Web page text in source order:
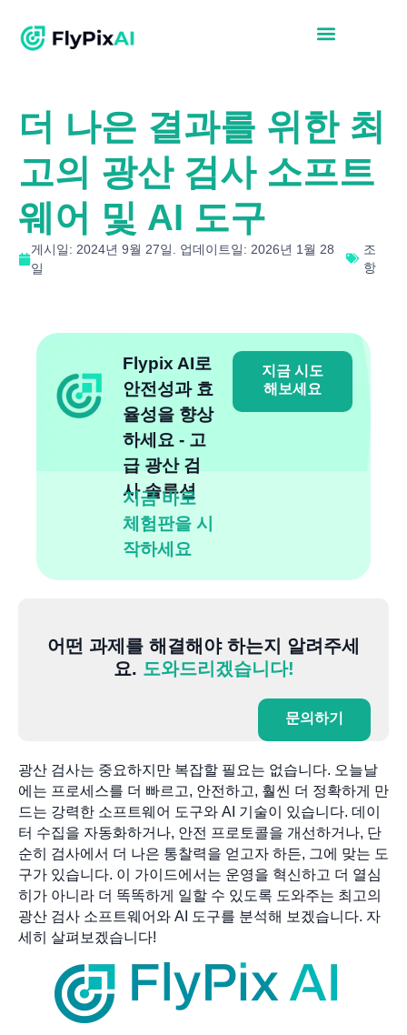
더 나은 결과를 위한 최
고의 광산 검사 소프트
웨어 및 AI 도구
게시일: 2024년 9월 27일. 업데이트일: 2026년 1월 28
일
조
항
Flypix AI로
안전성과 효
율성을 향상
하세요 - 고
급 광산 검
사 솔루션
지금 바로
체험판을 시
작하세요
지금 시도
해보세요
어떤 과제를 해결해야 하는지 알려주세
요. 도와드리겠습니다!
문의하기
광산 검사는 중요하지만 복잡할 필요는 없습니다. 오늘날
에는 프로세스를 더 빠르고, 안전하고, 훨씬 더 정확하게 만
드는 강력한 소프트웨어 도구와 AI 기술이 있습니다. 데이
터 수집을 자동화하거나, 안전 프로토콜을 개선하거나, 단
순히 검사에서 더 나은 통찰력을 얻고자 하든, 그에 맞는 도
구가 있습니다. 이 가이드에서는 운영을 혁신하고 더 열심
히가 아니라 더 똑똑하게 일할 수 있도록 도와주는 최고의
광산 검사 소프트웨어와 AI 도구를 분석해 보겠습니다. 자
세히 살펴보겠습니다!